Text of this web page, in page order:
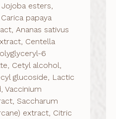
esters,
papaya
Ananas sativus
Centella
6
Cetyl alcohol,
glucoside, Lactic
Vaccinium
Saccharum
extract, Citric